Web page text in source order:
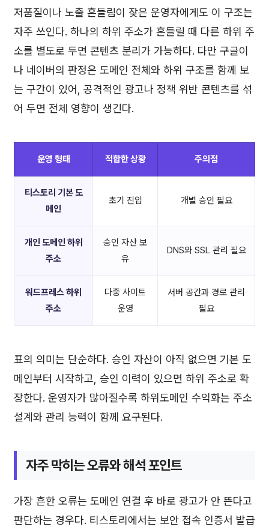
저품질이나 노출 흔들림이 잦은 운영자에게도 이 구조는
자주 쓰인다. 하나의 하위 주소가 흔들릴 때 다른 하위 주
소를 별도로 두면 콘텐츠 분리가 가능하다. 다만 구글이
나 네이버의 판정은 도메인 전체와 하위 구조를 함께 보
는 구간이 있어, 공격적인 광고나 정책 위반 콘텐츠를 섞
어 두면 전체 영향이 생긴다.
운영 형태 적합한 상황 주의점
티스토리 기본 도
메인
초기 진입 개별 승인 필요
개인 도메인 하위
주소
승인 자산 보
유
DNS와 SSL 관리 필요
워드프레스 하위
주소
다중 사이트
운영
서버 공간과 경로 관리
필요
표의 의미는 단순하다. 승인 자산이 아직 없으면 기본 도
메인부터 시작하고, 승인 이력이 있으면 하위 주소로 확
장한다. 운영자가 많아질수록 하위도메인 수익화는 주소
설계와 관리 능력이 함께 요구된다.
자주 막히는 오류와 해석 포인트
가장 흔한 오류는 도메인 연결 후 바로 광고가 안 뜬다고
판단하는 경우다. 티스토리에서는 보안 접속 인증서 발급